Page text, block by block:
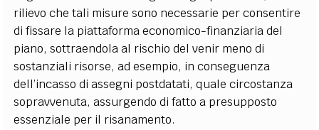
rilievo che tali misure sono necessarie per consentire
di fissare la piattaforma economico-finanziaria del
piano, sottraendola al rischio del venir meno di
sostanziali risorse, ad esempio, in conseguenza
dell’incasso di assegni postdatati, quale circostanza
sopravvenuta, assurgendo di fatto a presupposto
essenziale per il risanamento.